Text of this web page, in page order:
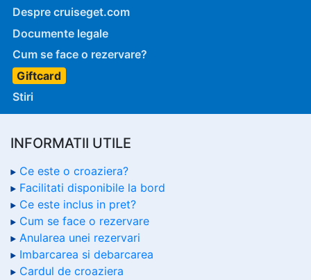
Despre cruiseget.com
Documente legale
Cum se face o rezervare?
Giftcard
Stiri
INFORMATII UTILE
Ce este o croaziera?
Facilitati disponibile la bord
Ce este inclus in pret?
Cum se face o rezervare
Anularea unei rezervari
Imbarcarea si debarcarea
Cardul de croaziera